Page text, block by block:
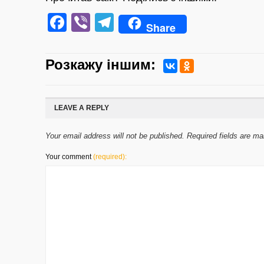
Facebook
ViberTelegram
Share
Розкажу iншим:
LEAVE A REPLY
Your email address will not be published. Required fields are
Your comment(required):